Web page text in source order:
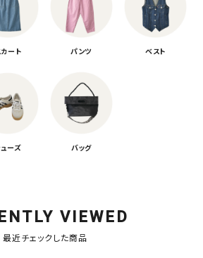
カート パンツ ベスト
ーズ バッグ
VIEWED
最近チェックした商品